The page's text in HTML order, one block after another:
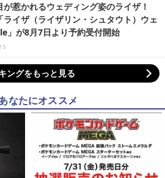
惹かれるウェディング姿のライザ！
ライザ（ライザリン・シュタウト）ウェ
」が8月7日より予約受付開始
ングをもっと見る
なたにオススメ